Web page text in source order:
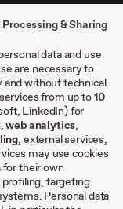
& Sharing
data and use
are necessary to
and without technical
from up to10
LinkedIn) for
,web analytics,
, external services,
may use cookies
for their own
targeting
Personal data